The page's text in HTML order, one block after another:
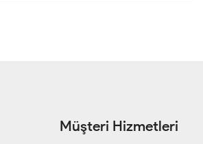
Müşteri Hizmetleri